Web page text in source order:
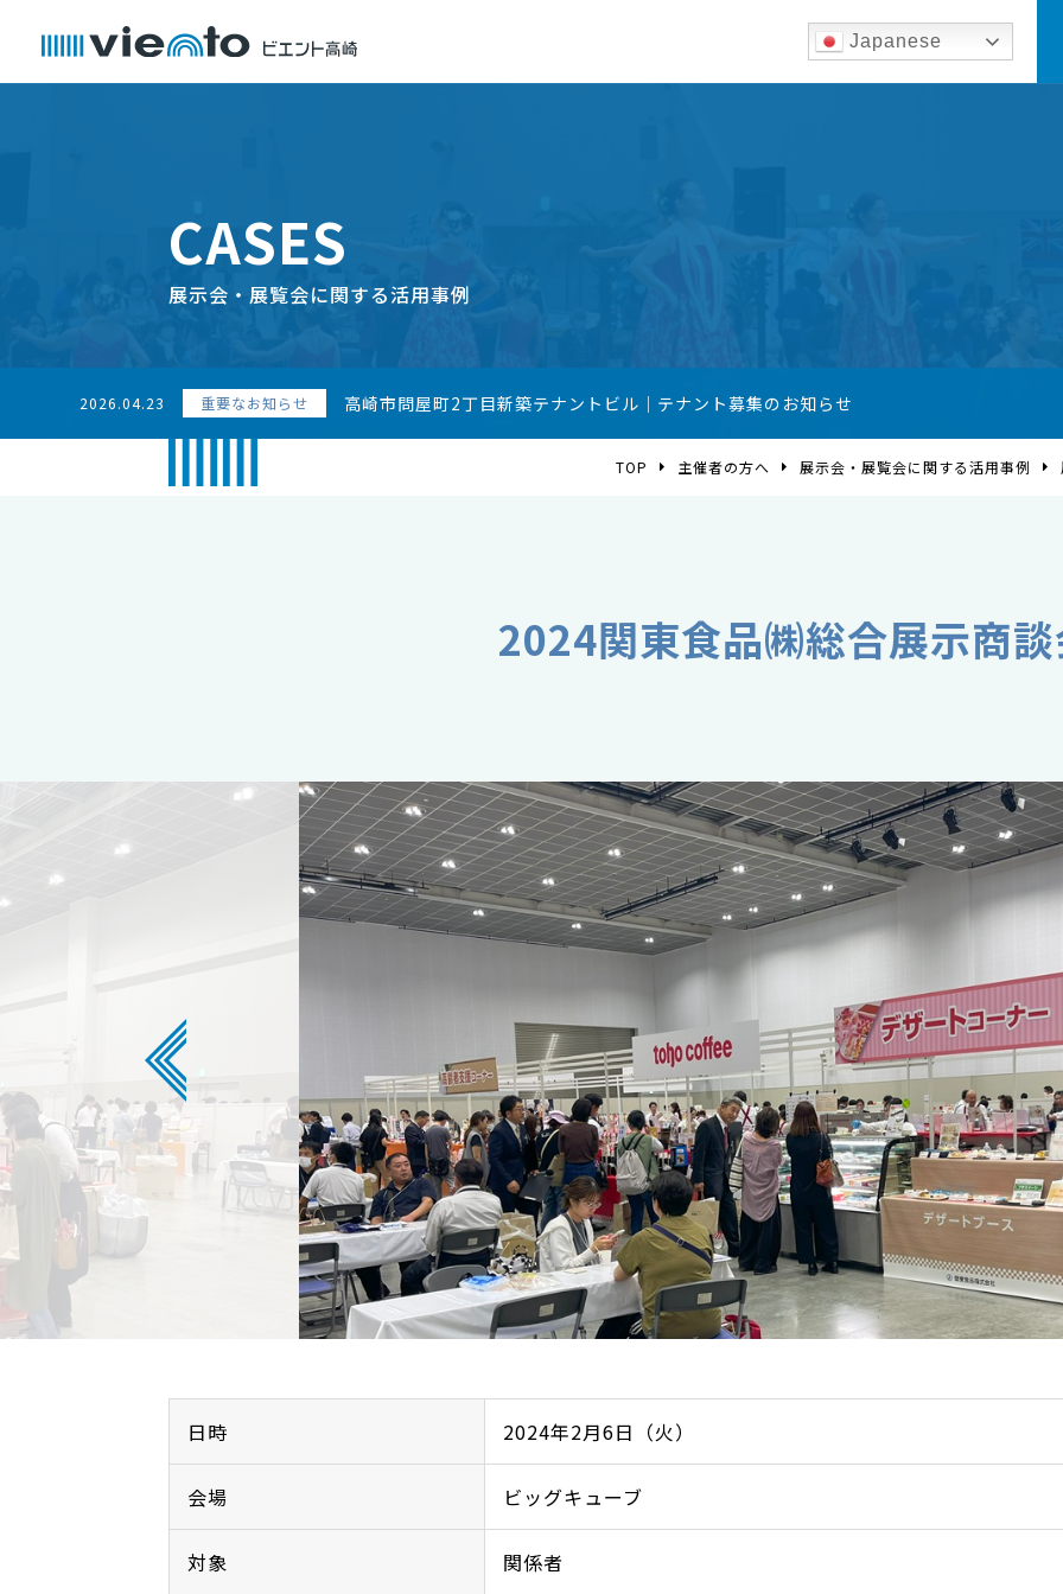
Japanese
CASES
展示会・展覧会に関する活用事例
2026.04.23 重要なお知らせ 高崎市問屋町2丁目新築テナントビル｜テナント募集のお知らせ
TOP 主催者の方へ 展示会・展覧会に関する活用事例
2024関東食品㈱総合展示商
日時 2024年2月6日（火）
会場 ビッグキューブ
対象 関係者